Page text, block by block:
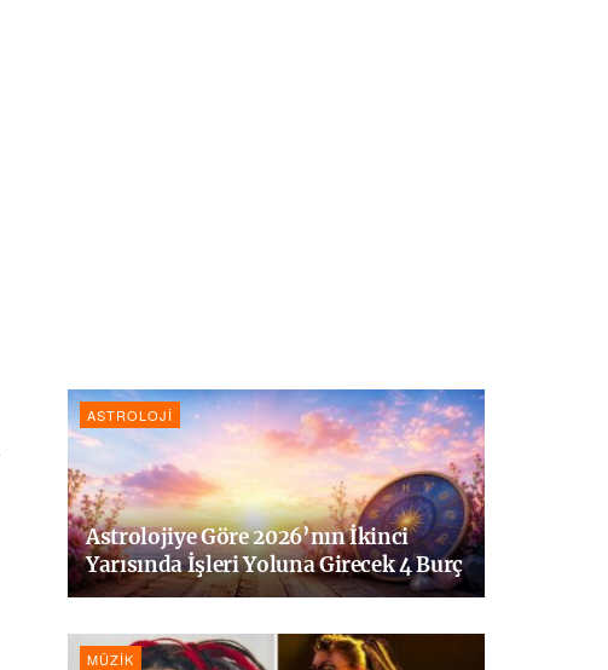
ASTROLOJI
Astrolojiye Göre 2026’nın İkinci
Yarısında İşleri Yoluna Girecek 4 Burç
MÜZIK